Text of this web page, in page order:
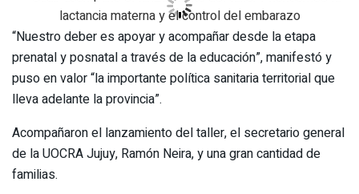
“Nuestro deber es apoyar y acompañar desde la etapa
prenatal y posnatal a través de la educación”, manifestó y
puso en valor “la importante política sanitaria territorial que
lleva adelante la provincia”.
Acompañaron el lanzamiento del taller, el secretario general
de la UOCRA Jujuy, Ramón Neira, y una gran cantidad de
familias.